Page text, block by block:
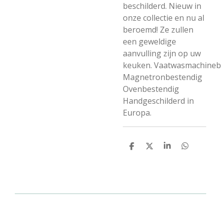
beschilderd. Nieuw in
onze collectie en nu al
beroemd! Ze zullen
een geweldige
aanvulling zijn op uw
keuken.
Magnetronbestendig
Ovenbestendig
Handgeschilderd in
Europa.
D
D
S
D